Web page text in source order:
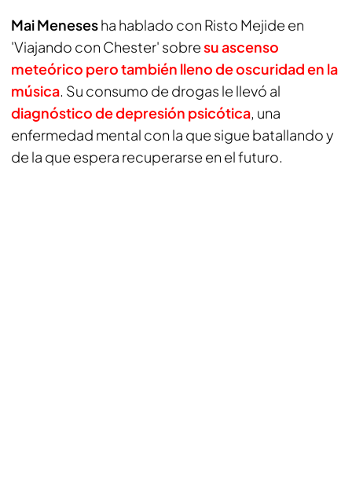
Mai Menesesha hablado con Risto Mejide en
'Viajando con Chester' sobresu ascenso
meteórico pero también lleno de oscuridad en la
música. Su consumo de drogas le llevó al
diagnóstico de depresión psicótica, una
enfermedad mental con la que sigue batallando y
de la que espera recuperarse en el futuro.